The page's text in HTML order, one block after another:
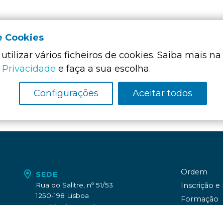
Membro
SEDE
Rua do Salitre, nº 51/53
1250-198 Lisboa
Ordem
Inscrição e
Formação
Cookies
vários ficheiros de cookies. Saiba mais na
e faça a sua escolha.
Configurações Aceitar todos